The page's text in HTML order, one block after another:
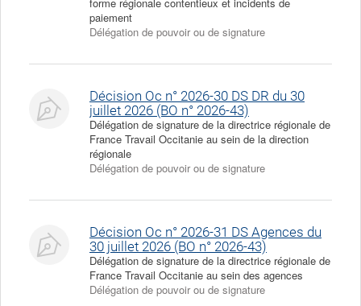
paiement
Délégation de pouvoir ou de signature
Décision Oc n° 2026-30 DS DR du 30
juillet 2026 (BO n° 2026-43)
Délégation de signature de la directrice régionale de
France Travail Occitanie au sein de la direction
régionale
Délégation de pouvoir ou de signature
Décision Oc n° 2026-31 DS Agences du
30 juillet 2026 (BO n° 2026-43)
Délégation de signature de la directrice régionale de
France Travail Occitanie au sein des agences
Délégation de pouvoir ou de signature